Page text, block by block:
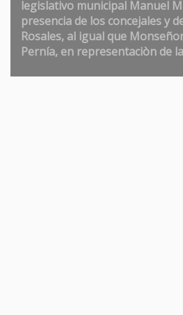
legislativo municipal Manuel
presencia de los concejales y
Rosales, al igual que
Pernía, en representaciòn de